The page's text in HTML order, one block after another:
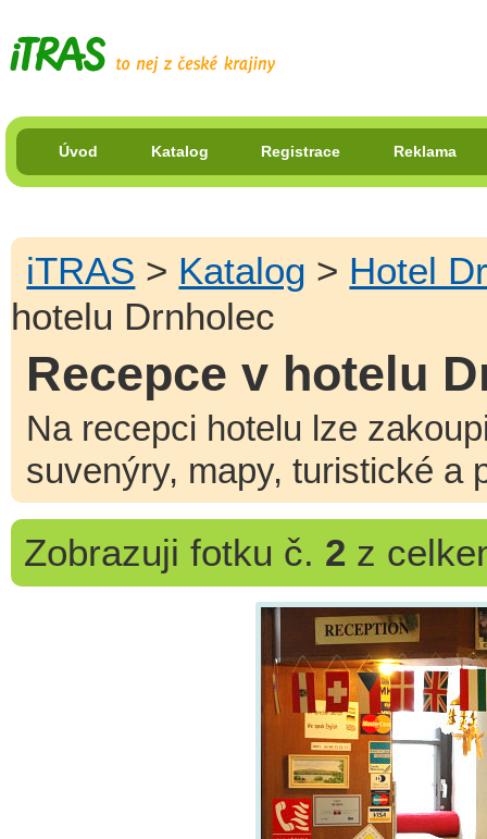
Úvod Katalog Registrace Reklama
iTRAS > Katalog > Hotel
hotelu Drnholec
Recepce v hotelu
Na recepci hotelu lze
suvenýry, mapy, turistické a
Zobrazuji fotku č. 2 z